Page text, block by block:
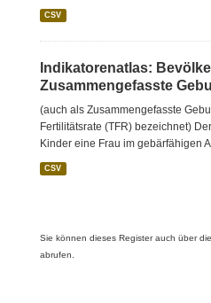
CSV
Indikatorenatlas:
Zusammengefasste
(auch als Zusammengefasste
Fertilitätsrate (TFR) bezeichnet)
Kinder eine Frau im gebärfähigen
CSV
Sie können dieses Register auch über die
abrufen.